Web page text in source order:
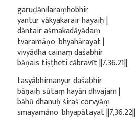
garuḍānilaraṃhobhir
yantur vākyakarair hayaiḥ |
dāntair aśmakadāyādaṃ
tvaramāṇo 'bhyahārayat |
vivyādha cainaṃ daśabhir
bāṇais tiṣṭheti cābravīt ||7,36.21||
tasyābhimanyur daśabhir
bāṇaiḥ sūtaṃ hayān dhvajam |
bāhū dhanuḥ śiraś corvyāṃ
smayamāno 'bhyapātayat ||7,36.22||